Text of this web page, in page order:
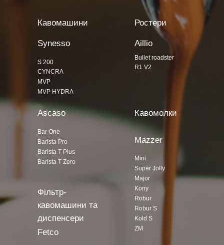
Кавомашини Ростери
Фільтр-
кавомашини та
диспенсери
Кавомолки
Synesso
Ascaso
Fetco
Mazzer
S 200
CYNCRA
MVP
MVP HYDRA
Bar One
Barista Pro
Barista T Plus
Mini
Major
Super Jolly
Robur
Kony
Kold S
ZM
Barista T Zero
Robur S
Aillio
Bullet roadster
R1 V2